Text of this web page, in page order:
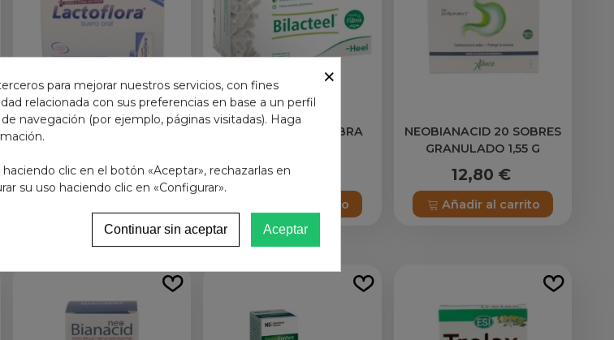
LACTOFLORA SUERO ORAL
FRUTAS DEL BOSQ
12,95 €
MEDIBIOTIX LAXAFIBRA
9,75 €
Añadir al carrito
NEOBIANACID 20 SOBRES
GRANULADO 1,55 G
12,80 €
Añadir al carrito
×
para mejorar nuestros servicios, con fines
relacionada con sus preferencias en base a un perfil
navegación (por ejemplo, páginas visitadas). Haga
clic en el botón «Aceptar», rechazarlas en
su uso haciendo clic en «Configurar».
Aceptar
Continuar sin aceptar